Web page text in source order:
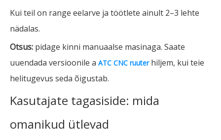
Kui teil on range eelarve ja töötlete ainult 2–3 lehte
nädalas.
Otsus: pidage kinni manuaalse masinaga. Saate
uuendada versioonile a ATC CNC ruuter hiljem, kui teie
helitugevus seda õigustab.
Kasutajate tagasiside: mida
omanikud ütlevad